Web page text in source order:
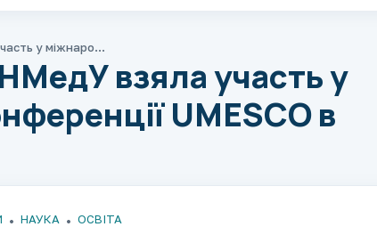
UMESCO в Ужгороді​​​​​​​​​​​​​​​​
взяла участь у
UMESCO в
НАУКА ОСВІТА